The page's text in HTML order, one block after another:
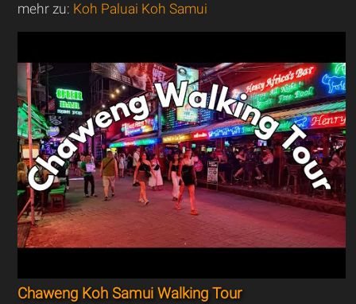
mehr zu: Koh Paluai Koh Samui
Chaweng Koh Samui Walking Tour